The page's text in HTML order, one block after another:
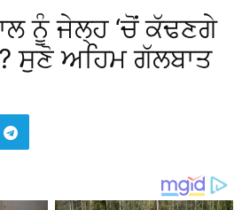
ਨੂੰ ਜੇਲ੍ਹ ‘ਚੋਂ ਕੱਢਣਗੇ
ਸੁਣੋ ਅਹਿਮ ਗੱਲਬਾਤ